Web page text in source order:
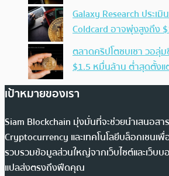
Galaxy Research ประเ
Coldcard อาจพุ่งสูงถึง
ตลาดคริปโตซบเซา วอลุ่
$1.5 หมื่นล้าน ต่ำสุดตั้ง
เป้าหมายของเรา
Siam Blockchain มุ่งมั่นที่จะช่วยนำเสนอสา
Cryptocurrency และเทคโนโลยีบล็อกเชนเพื่
รวบรวมข้อมูลส่วนใหญ่จากเว็บไซต์และเว็บบ
แปลส่งตรงถึงฟีดคุณ